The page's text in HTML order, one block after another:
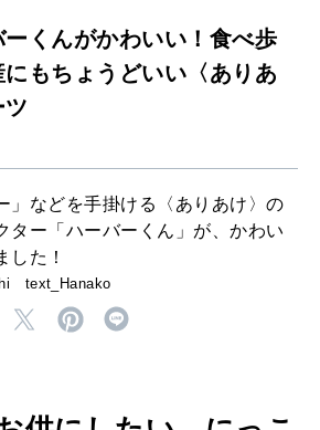
り愛のタロットメッセージ
学がわかる今月のあなた
MAMA
ママもいろいろ
SUSTAINABLE
ーくんがかわいい！食べ歩
もちょうどいい〈ありあ
」などを手掛ける〈ありあけ〉の
ター「ハーバーくん」が、かわい
した！
text_Hanako